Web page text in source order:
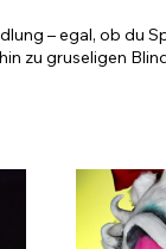
– egal, ob du
zu gruseligen